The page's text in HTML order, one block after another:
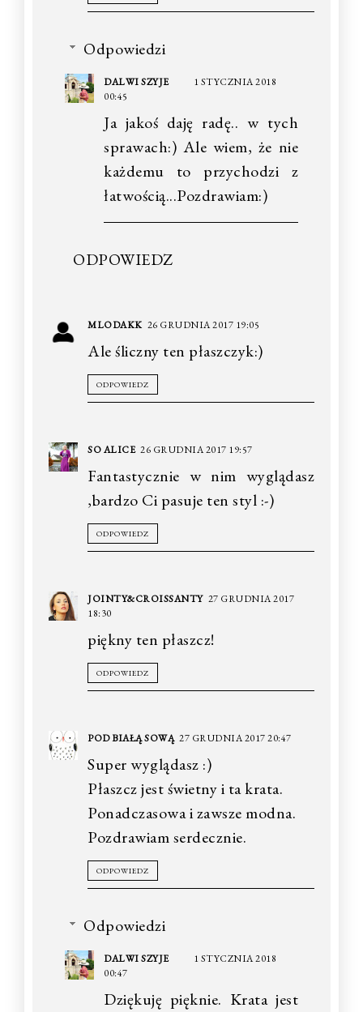
Odpowiedzi
DALWI SZYJE
1 STYCZNIA 2018
00:45
Ja jakoś daję radę.. w tych
sprawach:) Ale wiem, że nie
każdemu to przychodzi z
łatwością...Pozdrawiam:)
ODPOWIEDZ
MLODAKK 26 GRUDNIA 2017 19:05
Ale śliczny ten płaszczyk:)
ODPOWIEDZ
SO ALICE 26 GRUDNIA 2017 19:57
Fantastycznie w nim wyglądasz
,bardzo Ci pasuje ten styl :-)
ODPOWIEDZ
JOINTY&CROISSANTY 27 GRUDNIA 2017
18:30
piękny ten płaszcz!
ODPOWIEDZ
POD BIAŁĄ SOWĄ 27 GRUDNIA 2017 20:47
Super wyglądasz :)
Płaszcz jest świetny i ta krata.
Ponadczasowa i zawsze modna.
Pozdrawiam serdecznie.
ODPOWIEDZ
Odpowiedzi
DALWI SZYJE
1 STYCZNIA 2018
00:47
Dziękuję pięknie. Krata jest